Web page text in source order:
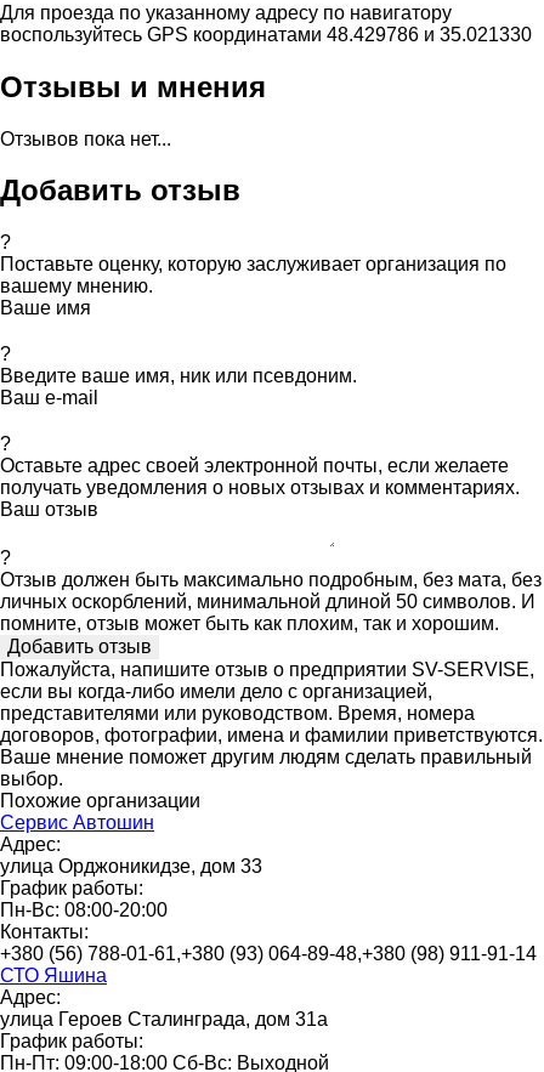
Для проезда по указанному адресу по навигатору
воспользуйтесь GPS координатами 48.429786 и 35.021330
Отзывы и мнения
Отзывов пока нет...
Добавить отзыв
?
Поставьте оценку, которую заслуживает организация по
вашему мнению.
Ваше имя
?
Введите ваше имя, ник или псевдоним.
Ваш e-mail
?
Оставьте адрес своей электронной почты, если желаете
получать уведомления о новых отзывах и комментариях.
Ваш отзыв
?
Отзыв должен быть максимально подробным, без мата, без
личных оскорблений, минимальной длиной 50 символов. И
помните, отзыв может быть как плохим, так и хорошим.
Пожалуйста, напишите отзыв о предприятии SV-SERVISE,
если вы когда-либо имели дело с организацией,
представителями или руководством. Время, номера
договоров, фотографии, имена и фамилии приветствуются.
Ваше мнение поможет другим людям сделать правильный
выбор.
Похожие организации
Сервис Автошин
Адрес:
улица Орджоникидзе, дом 33
График работы:
Пн-Вс: 08:00-20:00
Контакты:
+380 (56) 788-01-61,+380 (93) 064-89-48,+380 (98) 911-91-14
СТО Яшина
Адрес:
улица Героев Сталинграда, дом 31а
График работы:
Пн-Пт: 09:00-18:00 Сб-Вс: Выходной